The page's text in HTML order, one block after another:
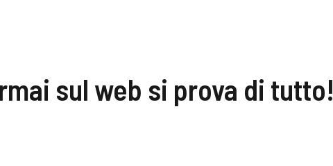
sul web si prova di tutto!